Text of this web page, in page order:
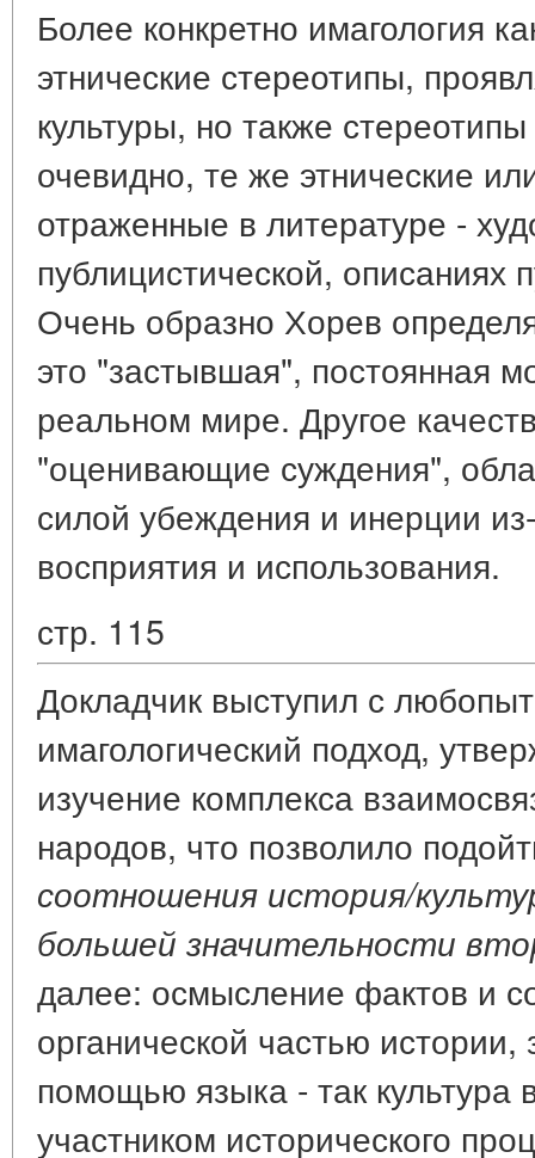
Более конкретно имагология
этнические стереотипы,
культуры, но также
очевидно, те же этнические
отраженные в литературе -
публицистической, описаниях
Очень образно Хорев
это "застывшая", постоянная
реальном мире. Другое
"оценивающие суждения",
силой убеждения и инерции
восприятия и использования.
стр. 115
Докладчик выступил с
имагологический подход,
изучение комплекса
народов, что позволило
соотношения история/
большей значительности
далее: осмысление фактов и
органической частью истории,
помощью языка - так культура
участником исторического